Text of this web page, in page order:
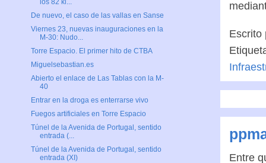
los 82 ki...
De nuevo, el caso de las vallas en Sanse
Viernes 23, nuevas inauguraciones en la
M-30: Nudo...
Torre Espacio. El primer hito de CTBA
Miguelsebastian.es
Abierto el enlace de Las Tablas con la M-
40
Entrar en la droga es enterrarse vivo
Fuegos artificiales en Torre Espacio
Túnel de la Avenida de Portugal, sentido
entrada (...
Túnel de la Avenida de Portugal, sentido
entrada (XI)